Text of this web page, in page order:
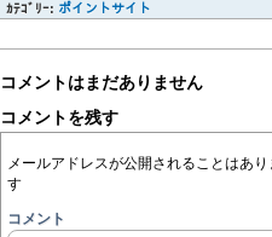
ｶﾃｺﾞﾘｰ: ポイントサイト
コメントはまだありません
コメントを残す
メールアドレスが公開されることはあり
す
コメント